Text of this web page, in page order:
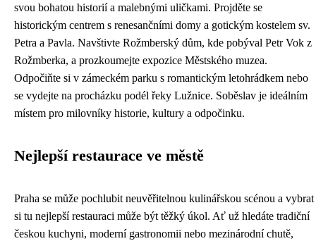
svou bohatou historií a malebnými uličkami. Projděte se
historickým centrem s renesančními domy a gotickým kostelem sv.
Petra a Pavla. Navštivte Rožmberský dům, kde pobýval Petr Vok z
Rožmberka, a prozkoumejte expozice Městského muzea.
Odpočiňte si v zámeckém parku s romantickým letohrádkem nebo
se vydejte na procházku podél řeky Lužnice. Soběslav je ideálním
místem pro milovníky historie, kultury a odpočinku.
Nejlepší restaurace ve městě
Praha se může pochlubit neuvěřitelnou kulinářskou scénou a vybrat
si tu nejlepší restauraci může být těžký úkol. Ať už hledáte tradiční
českou kuchyni, moderní gastronomii nebo mezinárodní chutě,